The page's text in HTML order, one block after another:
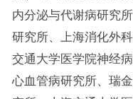
内分泌与代谢病研究
研究所、上海消化外
交通大学医学院神经
心血管病研究所、瑞